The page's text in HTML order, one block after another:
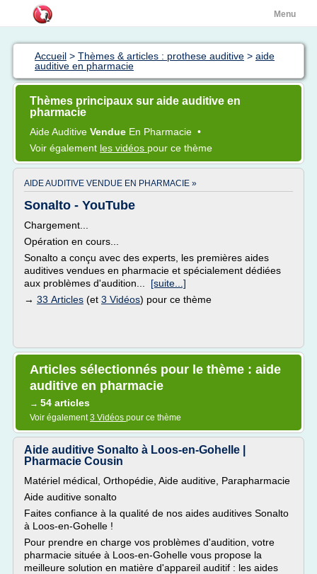
Menu
Accueil > Thèmes & articles : prothese auditive > aide
auditive en pharmacie
Thèmes principaux sur aide auditive en
pharmacie
Aide Auditive Vendue En Pharmacie •
Voir également les vidéos pour ce thème
AIDE AUDITIVE VENDUE EN PHARMACIE »
Sonalto - YouTube
Chargement...
Opération en cours...
Sonalto a conçu avec des experts, les premières aides
auditives vendues en pharmacie et spécialement dédiées
aux problèmes d'audition... [suite...]
→ 33 Articles (et 3 Vidéos) pour ce thème
Articles sélectionnés pour le thème : aide
auditive en pharmacie
→ 54 articles
Voir également3 Vidéos pour ce thème
Aide auditive Sonalto à Loos-en-Gohelle |
Pharmacie Cousin
Matériel médical, Orthopédie, Aide auditive, Parapharmacie
Aide auditive sonalto
Faites confiance à la qualité de nos aides auditives Sonalto
à Loos-en-Gohelle !
Pour prendre en charge vos problèmes d'audition, votre
pharmacie située à Loos-en-Gohelle vous propose la
meilleure solution en matière d'appareil auditif : les aides